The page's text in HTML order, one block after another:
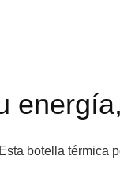
botella térmica